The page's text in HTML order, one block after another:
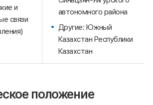
и
связи
автономного района
Другие: Южный
Казахстан Республики
Казахстан
положение